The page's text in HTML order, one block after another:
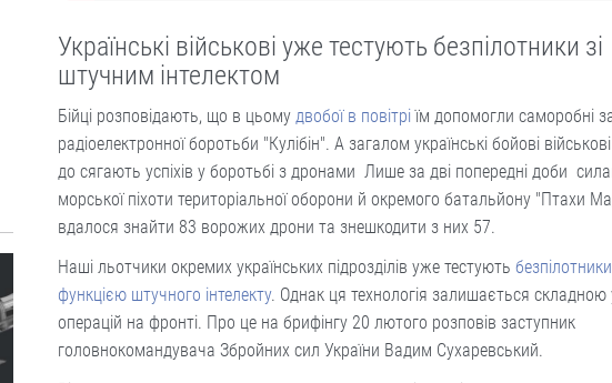
Українські військові уже тестують безпілотники зі
штучним інтелектом
Бійці розповідають, що в цьому двобої в повітріїм допомогли саморобні
радіоелектронної боротьби "Кулібін". А загалом українські бойові
до сягають успіхів у боротьбі з дронами Лише за дві попередні доби
морської піхоти територіальної оборони й окремого батальйону "Птахи
вдалося знайти 83 ворожих дрони та знешкодити з них 57.
Наші льотчики окремих українських підрозділів уже тестують
функцією штучного інтелекту. Однак ця технологія залишається складною
операцій на фронті. Про це на брифінгу 20 лютого розповів заступник
головнокомандувача Збройних сил України Вадим Сухаревський.